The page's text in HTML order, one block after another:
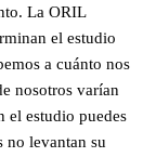
La ORIL
el estudio
a cuánto nos
nosotros varían
el estudio puedes
no levantan su